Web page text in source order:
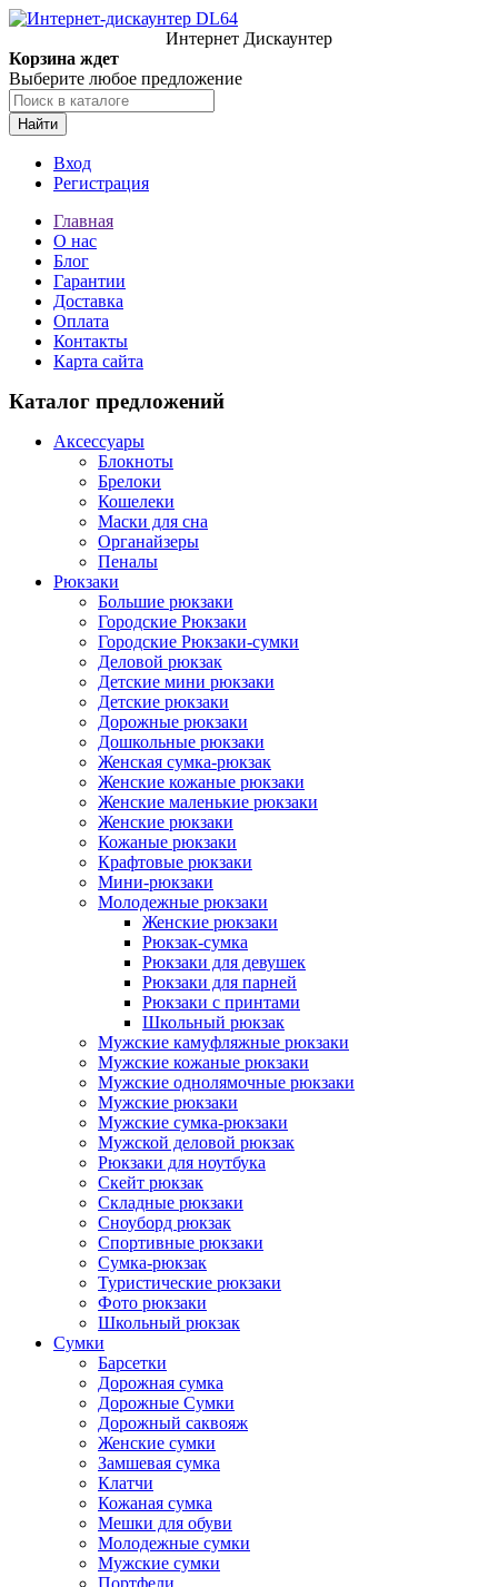
Интернет Дискаунтер
Корзина ждет
Выберите любое предложение
Найти
Вход
Регистрация
Главная
О нас
Блог
Гарантии
Доставка
Оплата
Контакты
Карта сайта
Каталог предложений
Аксессуары
Блокноты
Брелоки
Кошелеки
Маски для сна
Органайзеры
Пеналы
Рюкзаки
Большие рюкзаки
Городские Рюкзаки
Городские Рюкзаки-сумки
Деловой рюкзак
Детские мини рюкзаки
Детские рюкзаки
Дорожные рюкзаки
Дошкольные рюкзаки
Женская сумка-рюкзак
Женские кожаные рюкзаки
Женские маленькие рюкзаки
Женские рюкзаки
Кожаные рюкзаки
Крафтовые рюкзаки
Мини-рюкзаки
Молодежные рюкзаки
Женские рюкзаки
Рюкзак-сумка
Рюкзаки для девушек
Рюкзаки для парней
Рюкзаки с принтами
Школьный рюкзак
Мужские камуфляжные рюкзаки
Мужские кожаные рюкзаки
Мужские однолямочные рюкзаки
Мужские рюкзаки
Мужские сумка-рюкзаки
Мужской деловой рюкзак
Рюкзаки для ноутбука
Скейт рюкзак
Складные рюкзаки
Сноуборд рюкзак
Спортивные рюкзаки
Сумка-рюкзак
Туристические рюкзаки
Фото рюкзаки
Школьный рюкзак
Сумки
Барсетки
Дорожная сумка
Дорожные Сумки
Дорожный саквояж
Женские сумки
Замшевая сумка
Клатчи
Кожаная сумка
Мешки для обуви
Молодежные сумки
Мужские сумки
Портфели